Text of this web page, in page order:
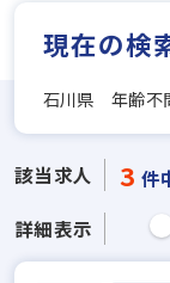
現在の検
石川県 年齢不
該当求人 3 件
詳細表示